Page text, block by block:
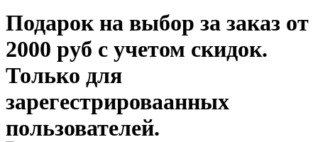
Подарок на выбор за заказ от
2000 руб с учетом скидок.
Только для
зарегестрироваанных
пользователей.